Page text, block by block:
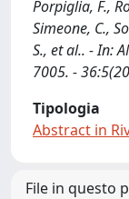
Porpiglia, F.,
Simeone, C.,
S., et al.. - In:
7005. -
Tipologia
Abstract in
File in questo